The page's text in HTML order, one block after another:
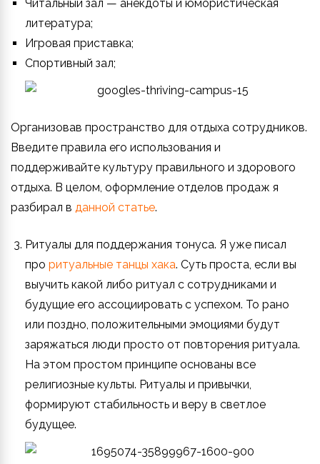
Читальный зал — анекдоты и юмористическая
литература;
Игровая приставка;
Спортивный зал;
Организовав пространство для отдыха сотрудников.
Введите правила его использования и
поддерживайте культуру правильного и здорового
отдыха. В целом, оформление отделов продаж я
разбирал в данной статье.
Ритуалы для поддержания тонуса. Я уже писал
про ритуальные танцы хака. Суть проста, если вы
выучить какой либо ритуал с сотрудниками и
будущие его ассоциировать с успехом. То рано
или поздно, положительными эмоциями будут
заряжаться люди просто от повторения ритуала.
На этом простом принципе основаны все
религиозные культы. Ритуалы и привычки,
формируют стабильность и веру в светлое
будущее.